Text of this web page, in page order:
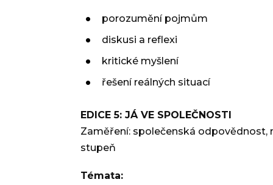
porozumění pojmům
diskusi a reflexi
kritické myšlení
řešení reálných situací
EDICE 5: JÁ VE SPOLEČNOSTI
Zaměření: společenská odpovědnost,
stupeň
Témata: